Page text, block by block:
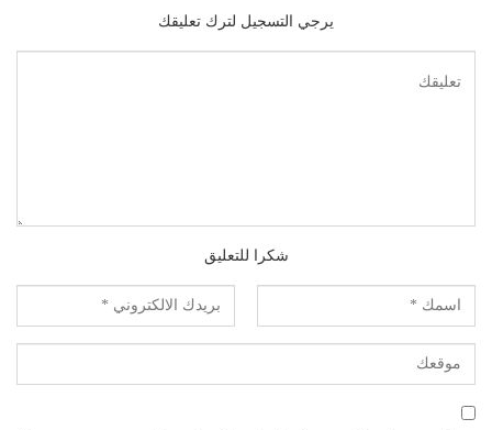
يرجي التسجيل لترك تعليقك
شكرا للتعليق